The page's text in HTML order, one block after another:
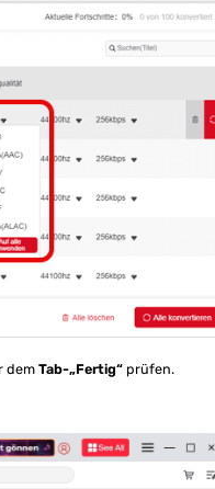
demTab-„Fertig“ prüfen.